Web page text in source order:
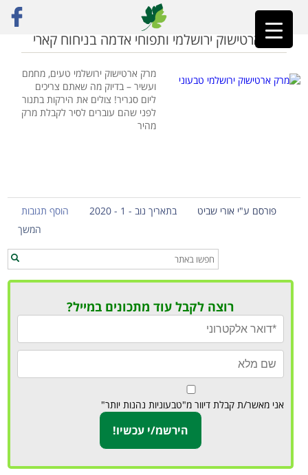
ראשי»מתכון למרק
מרק ארטישוק ירושלמי ותפוחי אדמה בניחוח קארי
מרק ארטישוק ירושלמי טעים, מחמם
ועשיר – בדיוק מה שאתם צריכים
ליום סגריר! צולים את הירקות בתנור
לפני שהם עוברים לסיר לקבלת מרק
מהיר
פורסם ע"י אורי שביט בתאריך נוב - 1 - 2020
הוסף תגובות
המשך
רוצה לקבל עוד מתכונים במייל?
אני מאשר/ת קבלת דיוור מ"טבעוניות נהנות יותר"